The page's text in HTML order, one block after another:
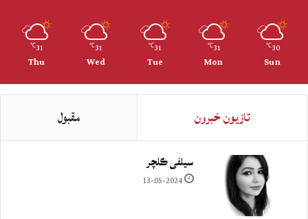
30
℃
Sun
31
℃
Mon
31
℃
Tue
31
℃
Wed
31
℃
Thu
تازيون خبرون مقبول
سيلفي ڪلچر
13-05-2024